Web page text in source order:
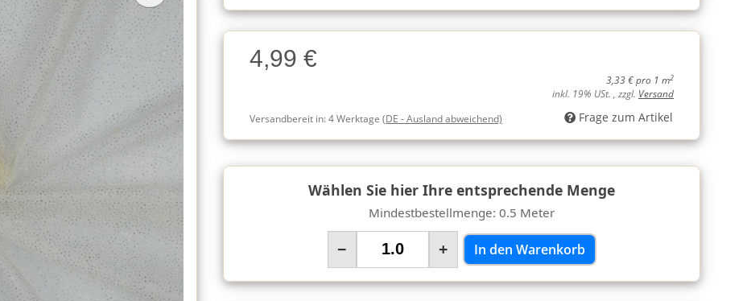
Charge
Charge4,99 €
3,33 € pro 1 m2
inkl. 19% USt. , zzgl. Versand
Versandbereit in:4 Werktage (DE - Ausland abweichend) Frage zum Artikel
Wählen Sie hier Ihre entsprechende Menge
Mindestbestellmenge: 0.5 Meter
− + In den Warenkorb